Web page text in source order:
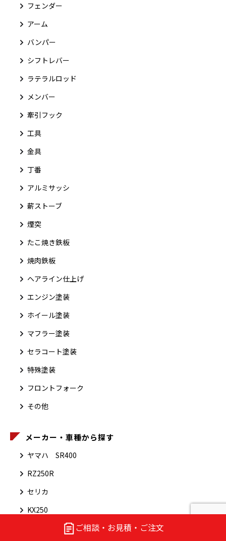
ご相談・お見積・ご注文
フェンダー
アーム
バンパー
シフトレバー
ラテラルロッド
メンバー
牽引フック
工具
金具
丁番
アルミサッシ
薪ストーブ
煙突
たこ焼き鉄板
焼肉鉄板
ヘアライン仕上げ
エンジン塗装
ホイール塗装
マフラー塗装
セラコート塗装
特殊塗装
フロントフォーク
その他
メーカー・車種から探す
ヤマハ SR400
RZ250R
セリカ
KX250
オートフラッグス